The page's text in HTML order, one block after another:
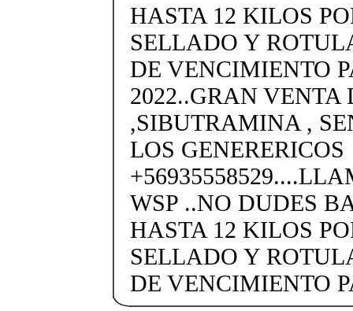
HASTA 12 KILOS
SELLADO Y
DE VENCIMIENTO
2022..GRAN VENTA
,SIBUTRAMINA ,
LOS GENERERICOS
WSP ..NO DUDES
HASTA 12 KILOS
SELLADO Y
DE VENCIMIENTO